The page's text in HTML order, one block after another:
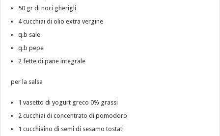
50 gr di noci gherigli
4 cucchiai di olio extra vergine
q.b sale
q.b pepe
2 fette di pane integrale
per la salsa
1 vasetto di yogurt greco 0% grassi
2 cucchiai di concentrato di pomodoro
1 cucchiaino di semi di sesamo tostati